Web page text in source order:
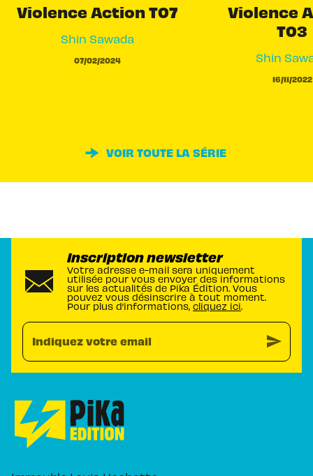
Violence Action T07
Shin Sawada
07/02/2024
Violence
T03
Shin
16/11/2022
VOIR TOUTE LA SÉRIE
Inscription newsletter
Votre adresse e-mail sera uniquement
utilisée pour vous envoyer des informations
sur les actualités de Pika Édition. Vous
pouvez vous désinscrire à tout moment.
Pour plus d’informations, cliquez ici.
Indiquez votre email send